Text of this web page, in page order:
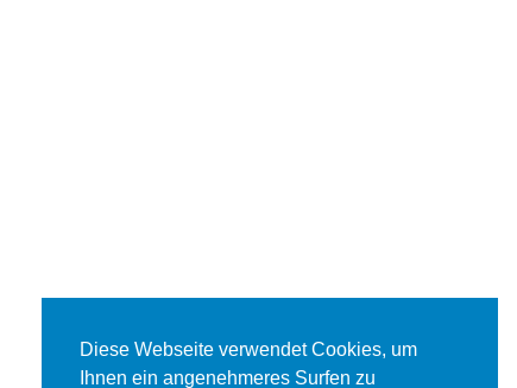
Diese Webseite verwendet Cookies, um
Ihnen ein angenehmeres Surfen zu